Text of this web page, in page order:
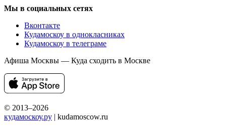
Мы в социальных сетях
Вконтакте
Кудамоскоу в однокласниках
Кудамоскоу в телеграме
Афиша Москвы — Куда сходить в Москве
© 2013–2026
кудамоскоу.ру | kudamoscow.ru